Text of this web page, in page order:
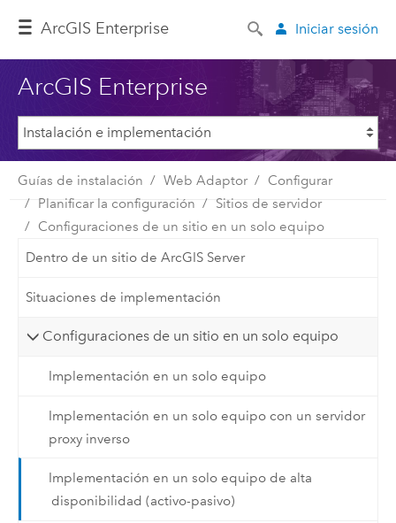
ArcGIS Enterprise Iniciar sesión
ArcGIS Enterprise
Guías de instalación Web Adaptor
Configurar
Planificar la configuración
Sitios de servidor
Configuraciones de un sitio en un solo equipo
Dentro de un sitio de ArcGIS Server
Situaciones de implementación
Configuraciones de un sitio en un solo equipo
Implementación en un solo equipo
Implementación en un solo equipo con un servidor
proxy inverso
Implementación en un solo equipo de alta
disponibilidad (activo-pasivo)